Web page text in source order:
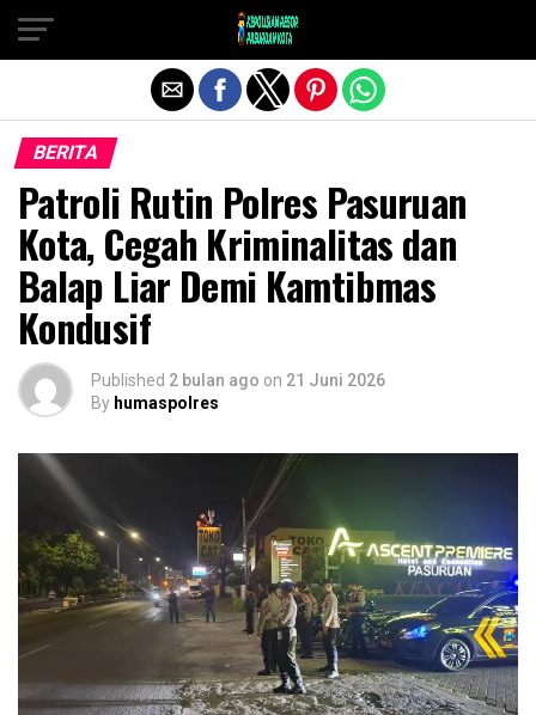
BERITA
Patroli Rutin Polres Pasuruan
Kota, Cegah Kriminalitas dan
Balap Liar Demi Kamtibmas
Kondusif
Published 2 bulan ago on 21 Juni 2026
By humaspolres
Exit mobile version